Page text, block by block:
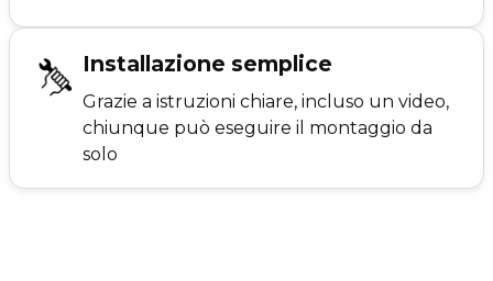
Installazione semplice
Grazie a istruzioni chiare, incluso un video,
chiunque può eseguire il montaggio da
solo